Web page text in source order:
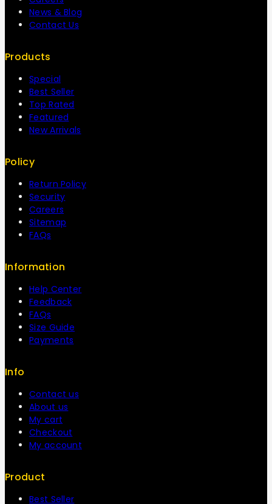
News & Blog
Contact Us
Products
Special
Best Seller
Top Rated
Featured
New Arrivals
Policy
Return Policy
Security
Careers
Sitemap
FAQs
Information
Help Center
Feedback
FAQs
Size Guide
Payments
Info
Contact us
About us
My cart
Checkout
My account
Product
Best Seller